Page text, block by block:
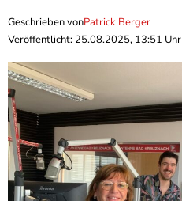
Geschrieben vonPatrick Berger
Veröffentlicht: 25.08.2025, 13:51 Uhr